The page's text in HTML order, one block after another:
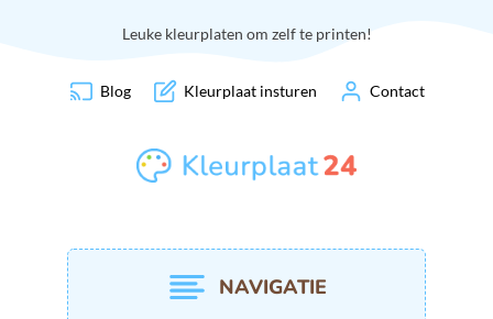
Leuke kleurplaten om zelf te printen!
Blog Kleurplaat insturen Contact
NAVIGATIE